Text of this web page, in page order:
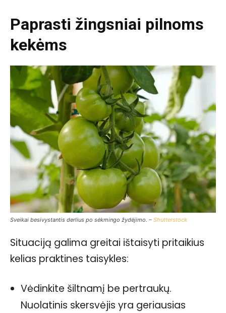
Paprasti žingsniai pilnoms
kekėms
Sveikai besivystantis derlius po sėkmingo žydėjimo. – Shutterstock
Situaciją galima greitai ištaisyti pritaikius
kelias praktines taisykles:
Vėdinkite šiltnamį be pertraukų.
Nuolatinis skersvėjis yra geriausias